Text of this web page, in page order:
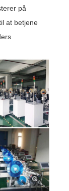
på
at betjene